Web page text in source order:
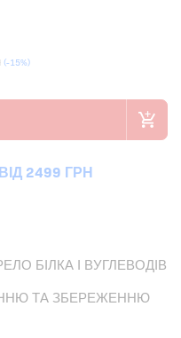
(-15%)
2499 ГРН
БІЛКА І ВУГЛЕВОДІВ
ТА ЗБЕРЕЖЕННЮ